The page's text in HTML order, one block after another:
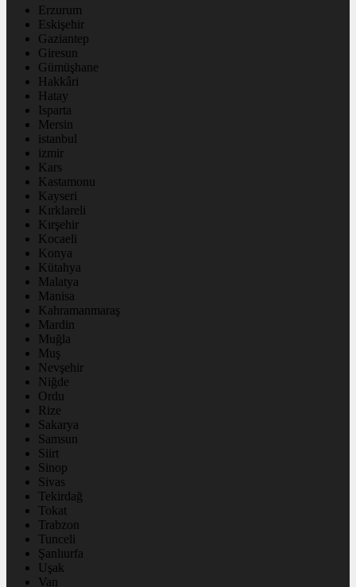
Erzurum
Eskişehir
Gaziantep
Giresun
Gümüşhane
Hakkâri
Hatay
Isparta
Mersin
istanbul
izmir
Kars
Kastamonu
Kayseri
Kırklareli
Kırşehir
Kocaeli
Konya
Kütahya
Malatya
Manisa
Kahramanmaraş
Mardin
Muğla
Muş
Nevşehir
Niğde
Ordu
Rize
Sakarya
Samsun
Siirt
Sinop
Sivas
Tekirdağ
Tokat
Trabzon
Tunceli
Şanlıurfa
Uşak
Van